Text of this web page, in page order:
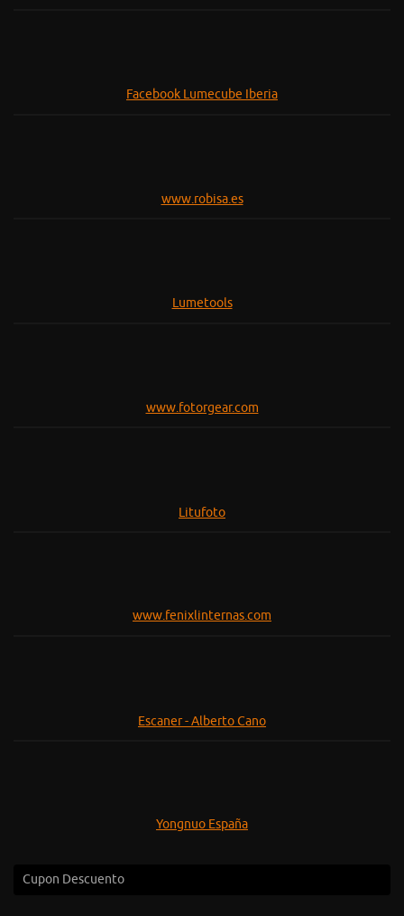
Facebook Lumecube Iberia
www.robisa.es
Lumetools
www.fotorgear.com
Litufoto
www.fenixlinternas.com
Escaner - Alberto Cano
Yongnuo España
Cupon Descuento